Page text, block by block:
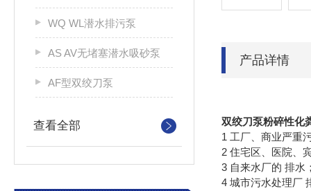
WQ WL潜水排污泵
AS AV无堵塞潜水吸砂泵
AF型双绞刀泵
查看全部
产品详情
双绞刀泵粉碎性化
1 工厂、商业严重
2 住宅区、医院、
3 自来水厂的 排水
4 城市污水处理厂